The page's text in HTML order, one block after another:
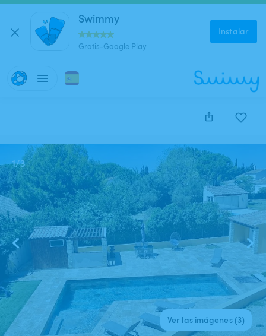
Swimmy
Gratis-Google Play
Instalar
Este anuncio está cerrado y no se puede reservar.
1/3
Ver las imágenes (3)